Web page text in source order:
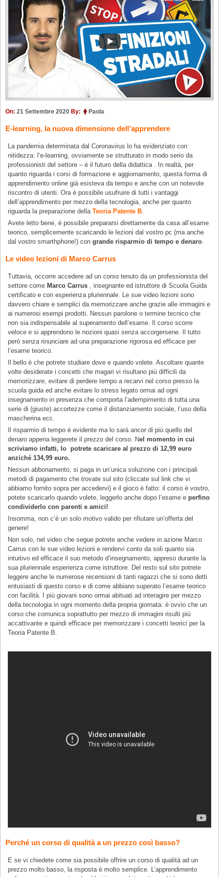
On: 21 Settembre 2020 By: Paola
E-learning, la nuova dimensione dell’apprendere
La pandemia determinata dal Coronavirus lo ha evidenziato con
nitidezza: l’e-learning, ovviamente se strutturato in modo serio da
professionisti del settore – è il futuro della didattica . In realtà, per
quanto riguarda i corsi di formazione e aggiornamento, questa forma di
apprendimento online già esisteva da tempo e anche con un notevole
riscontro di utenti. Ora è possibile usufruire di tutti i vantaggi
dell’apprendimento per mezzo della tecnologia, anche per quanto
riguarda la preparazione dellaTeoria Patente B
Avete letto bene, è possibile prepararsi direttamente da casa all’esame
teorico, semplicemente scaricando le lezioni dal vostro pc (ma anche
dal vostro smarthphone!) congrande risparmio di tempo e denaro
Le video lezioni di Marco Carrus
Tuttavia, occorre accedere ad un corso tenuto da un professionista del
settore comeMarco Carrus , insegnante ed istruttore di Scuola Guida
certificato e con esperienza pluriennale. Le sue video lezioni sono
davvero chiare e semplici da memorizzare anche grazie alle immagini e
ai numerosi esempi prodotti. Nessun parolone o termine tecnico che
non sia indispensabile al superamento dell’esame. Il corso scorre
veloce e si apprendono le nozioni quasi senza accorgersene. Il tutto
però senza rinunciare ad una preparazione rigorosa ed efficace per
l’esame teorico.
Il bello è che potrete studiare dove e quando volete. Ascoltare quante
volte desiderate i concetti che magari vi risultano più difficili da
memorizzare, evitare di perdere tempo a recarvi nel corso presso la
scuola guida ed anche evitare lo stress legato ormai ad ogni
insegnamento in presenza che comporta l’adempimento di tutta una
serie di (giuste) accortezze come il distanziamento sociale, l’uso della
mascherina ecc.
Il risparmio di tempo è evidente ma lo sarà ancor di più quello del
denaro appena leggerete il prezzo del corso. Nel momento in cui
scriviamo infatti, lo potrete scaricare al prezzo di 12,99 euro
anziché 134,99 euro.
Nessun abbonamento, si paga in un’unica soluzione con i principali
metodi di pagamento che trovate sul sito (cliccate sul link che vi
abbiamo fornito sopra per accedervi) e il gioco è fatto: il corso è vostro,
potete scaricarlo quando volete, leggerlo anche dopo l’esame e perfino
condividerlo con parenti e amici!
Insomma, non c’è un solo motivo valido per rifiutare un’offerta del
genere!
Non solo, nel video che segue potrete anche vedere in azione Marco
Carrus con le sue video lezioni e rendervi conto da soli quanto sia
intuitivo ed efficace il suo metodo d’insegnamento, appreso durante la
sua pluriennale esperienza come istruttore. Del resto sul sito potrete
leggere anche le numerose recensioni di tanti ragazzi che si sono detti
entusiasti di questo corso e di come abbiano superato l’esame teorico
con facilità. I più giovani sono ormai abituati ad interagire per mezzo
della tecnologia in ogni momento della propria giornata: è ovvio che un
corso che comunica soprattutto per mezzo di immagini risulti più
accattivante e quindi efficace per memorizzare i concetti teorici per la
Teoria Patente B.
Perché un corso di qualità a un prezzo così basso?
E se vi chiedete come sia possibile offrire un corso di qualità ad un
prezzo molto basso, la risposta è molto semplice. L’apprendimento